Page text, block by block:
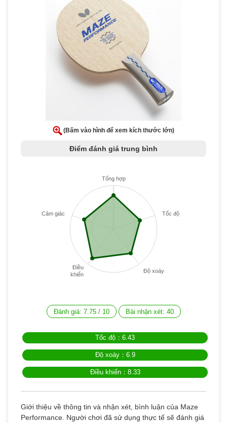
(Bấm vào hình để xem kích thước lớn)
Điểm đánh giá trung bình
Tổng hợp
Tốc độ
Độ xoáy
Điều
khiển
Cảm giác
Đánh giá: 7.75/ 10 Bài nhận xét: 40
Tốc độ：6.43
Độ xoáy：6.9
Điều khiển：8.33
Giới thiệu về thông tin và nhận xét, bình luận của Maze
Performance. Người chơi đã sử dụng thực tế sẽ đánh giá